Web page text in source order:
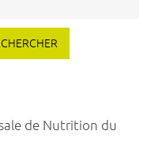
de Nutrition du